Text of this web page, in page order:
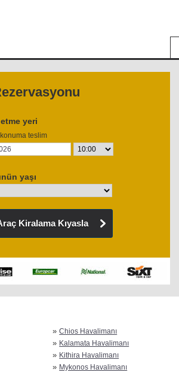
yeri
konuma teslim
yaşı
Kiralama Kıyasla
»Chios Havalimanı
» Kalamata Havalimanı
» Kithira Havalimanı
» Mykonos Havalimanı